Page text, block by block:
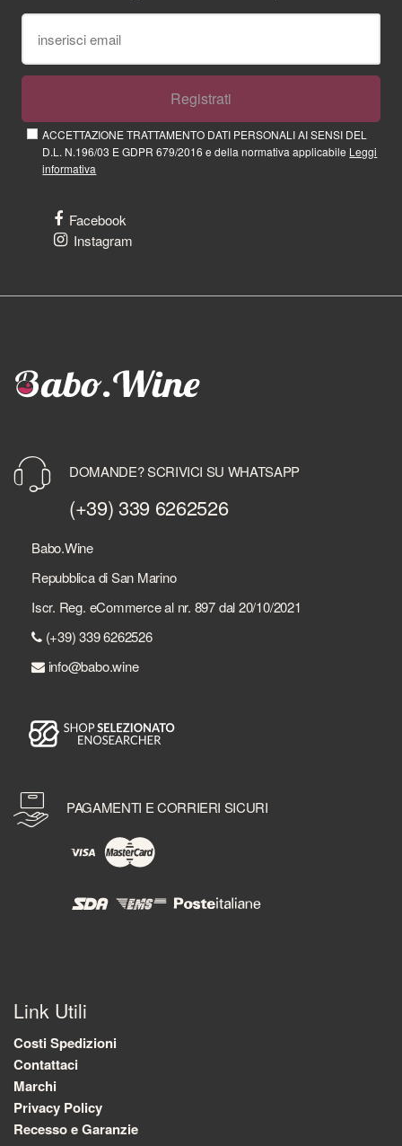
Registrati
ACCETTAZIONE TRATTAMENTO DATI PERSONALI AI SENSI DEL
D.L. N.196/03 E GDPR 679/2016 e della normativa applicabile Leggi
informativa
Facebook
Instagram
DOMANDE? SCRIVICI SU WHATSAPP
(+39) 339 6262526
Babo.Wine
Repubblica di San Marino
Iscr. Reg. eCommerce al nr. 897 dal 20/10/2021
(+39) 339 6262526
info@babo.wine
PAGAMENTI E CORRIERI SICURI
Link Utili
Costi Spedizioni
Contattaci
Marchi
Privacy Policy
Recesso e Garanzie